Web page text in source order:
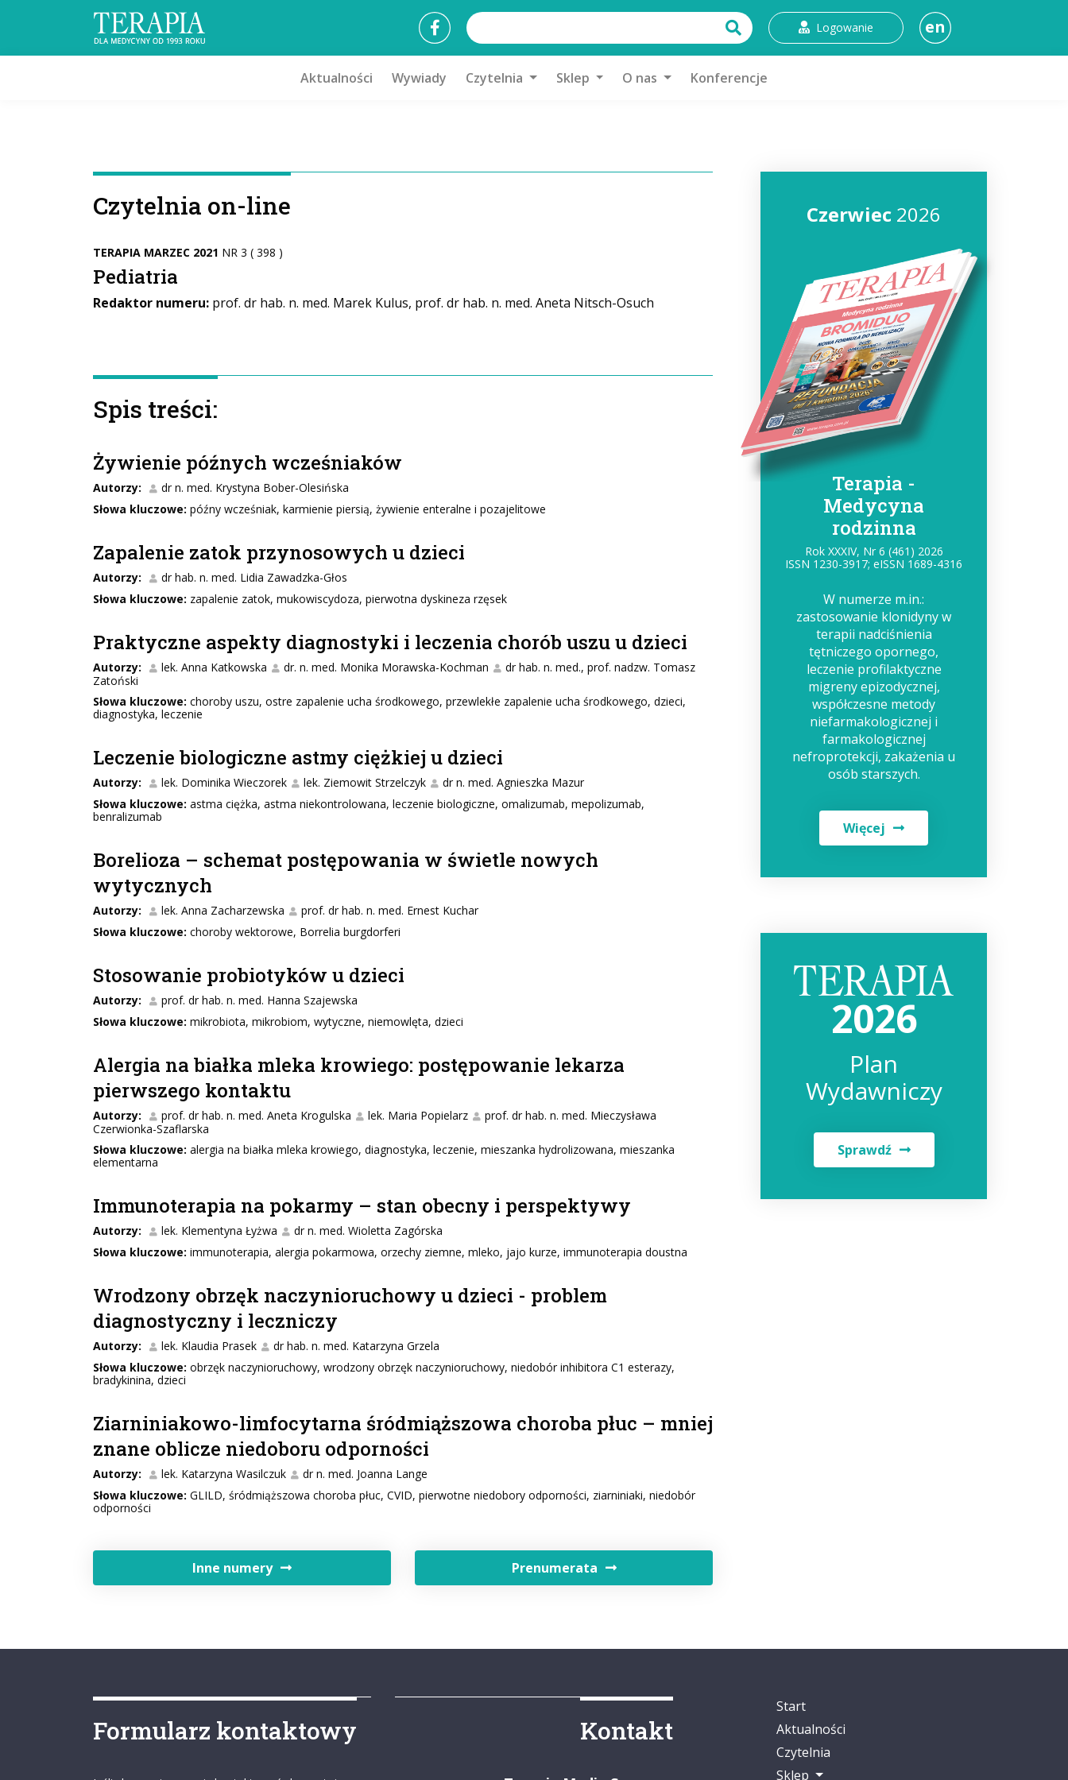
Logowanie en
Aktualności Wywiady Czytelnia Sklep O nas Konferencje
Czytelnia on-line
TERAPIA MARZEC 2021 NR 3 ( 398 )
Pediatria
Redaktor numeru: prof. dr hab. n. med. Marek Kulus, prof. dr hab. n. med. Aneta Nitsch-Osuch
Spis treści:
Żywienie późnych wcześniaków
Autorzy:
dr n. med. Krystyna Bober-Olesińska
Słowa kluczowe: późny wcześniak, karmienie piersią, żywienie enteralne i pozajelitowe
Zapalenie zatok przynosowych u dzieci
Autorzy:
dr hab. n. med. Lidia Zawadzka-Głos
Słowa kluczowe: zapalenie zatok, mukowiscydoza, pierwotna dyskineza rzęsek
Praktyczne aspekty diagnostyki i leczenia chorób uszu u dzieci
Autorzy: lek. Anna Katkowska dr. n. med. Monika Morawska-Kochman
dr hab. n. med., prof. nadzw. Tomasz
Zatoński
Słowa kluczowe: choroby uszu, ostre zapalenie ucha środkowego, przewlekłe zapalenie ucha środkowego, dzieci,
diagnostyka, leczenie
Leczenie biologiczne astmy ciężkiej u dzieci
Autorzy: lek. Dominika Wieczorek lek. Ziemowit Strzelczyk
dr n. med. Agnieszka Mazur
Słowa kluczowe: astma ciężka, astma niekontrolowana, leczenie biologiczne, omalizumab, mepolizumab,
benralizumab
Borelioza – schemat postępowania w świetle nowych
wytycznych
Autorzy: lek. Anna Zacharzewska
prof. dr hab. n. med. Ernest Kuchar
Słowa kluczowe: choroby wektorowe, Borrelia burgdorferi
Stosowanie probiotyków u dzieci
Autorzy:
prof. dr hab. n. med. Hanna Szajewska
Słowa kluczowe: mikrobiota, mikrobiom, wytyczne, niemowlęta, dzieci
Alergia na białka mleka krowiego: postępowanie lekarza
pierwszego kontaktu
Autorzy: prof. dr hab. n. med. Aneta Krogulska lek. Maria Popielarz
prof. dr hab. n. med. Mieczysława
Czerwionka-Szaflarska
Słowa kluczowe: alergia na białka mleka krowiego, diagnostyka, leczenie, mieszanka hydrolizowana, mieszanka
elementarna
Immunoterapia na pokarmy – stan obecny i perspektywy
Autorzy: lek. Klementyna Łyżwa
dr n. med. Wioletta Zagórska
Słowa kluczowe: immunoterapia, alergia pokarmowa, orzechy ziemne, mleko, jajo kurze, immunoterapia doustna
Wrodzony obrzęk naczynioruchowy u dzieci - problem
diagnostyczny i leczniczy
Autorzy: lek. Klaudia Prasek
dr hab. n. med. Katarzyna Grzela
Słowa kluczowe: obrzęk naczynioruchowy, wrodzony obrzęk naczynioruchowy, niedobór inhibitora C1 esterazy,
bradykinina, dzieci
Ziarniniakowo-limfocytarna śródmiąższowa choroba płuc – mniej
znane oblicze niedoboru odporności
Autorzy: lek. Katarzyna Wasilczuk
dr n. med. Joanna Lange
Słowa kluczowe: GLILD, śródmiąższowa choroba płuc, CVID, pierwotne niedobory odporności, ziarniniaki, niedobór
odporności
Inne numery Prenumerata
Czerwiec 2026
Terapia -
Medycyna
rodzinna
Rok XXXIV, Nr 6 (461) 2026
ISSN 1230-3917; eISSN 1689-4316
W numerze m.in.:
zastosowanie klonidyny w
terapii nadciśnienia
tętniczego opornego,
leczenie profilaktyczne
migreny epizodycznej,
współczesne metody
niefarmakologicznej i
farmakologicznej
nefroprotekcji, zakażenia u
osób starszych.
Więcej
2026
Plan
Wydawniczy
Sprawdź
Formularz kontaktowy Kontakt
Start
Aktualności
Czytelnia
Sklep